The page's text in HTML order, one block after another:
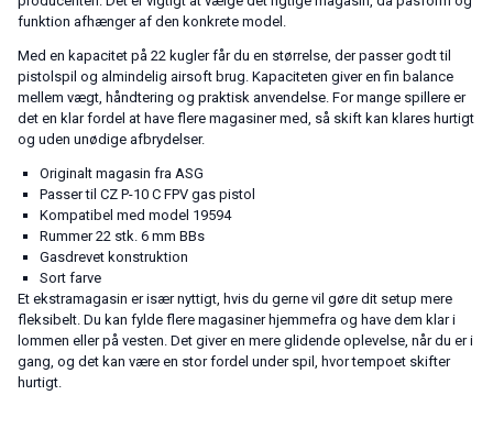
funktion afhænger af den konkrete model.
Med en kapacitet på 22 kugler får du en størrelse, der passer godt til
pistolspil og almindelig airsoft brug. Kapaciteten giver en fin balance
mellem vægt, håndtering og praktisk anvendelse. For mange spillere er
det en klar fordel at have flere magasiner med, så skift kan klares hurtigt
og uden unødige afbrydelser.
Originalt magasin fra ASG
Passer til CZ P-10 C FPV gas pistol
Kompatibel med model 19594
Rummer 22 stk. 6 mm BBs
Gasdrevet konstruktion
Sort farve
Et ekstramagasin er især nyttigt, hvis du gerne vil gøre dit setup mere
fleksibelt. Du kan fylde flere magasiner hjemmefra og have dem klar i
lommen eller på vesten. Det giver en mere glidende oplevelse, når du er i
gang, og det kan være en stor fordel under spil, hvor tempoet skifter
hurtigt.